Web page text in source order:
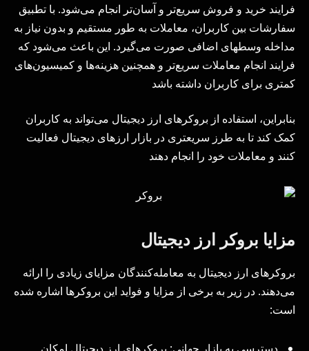
فرایند خرید و فروش سریع‌تر و آسان‌تر انجام می‌شود. با تطبیق
سفارشات بین کاربران، معاملات به طور مستقیم و بدون نیاز به
مداخله وسطهای اضافی صورت می‌گیرد. این باعث می‌شود که
فرایند انجام معاملات سریع‌تر و همچنین هزینه‌ها و کمیسیون‌های
کمتری برای کاربران داشته باشد
بنابراین، استفاده از بروکرهای ارز دیجیتال می‌تواند به کاربران
کمک کند تا به طرز سریعتری در بازار ارزهای دیجیتال فعالیت
کنند و معاملات خود را انجام دهند
مزایا بروکر ارز دیجیتال
بروکرهای ارز دیجیتال به معامله‌کنندگان مزایای زیادی را ارائه
می‌دهند. در زیر به برخی از مزایا و فواید این بروکرها اشاره شده
است: